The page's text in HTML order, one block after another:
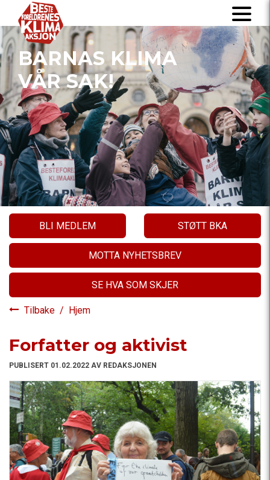
BARNAS KLIMA
VÅR SAK!
BLI MEDLEM STØTT BKA
MOTTA NYHETSBREV
SE HVA SOM SKJER
Tilbake / Hjem
Forfatter og aktivist
PUBLISERT 01.02.2022 AV REDAKSJONEN